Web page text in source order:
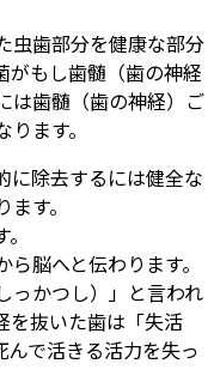
虫歯部分を健康な部分
がもし歯髄（歯の神経
は歯髄（歯の神経）ご
ます。
に除去するには健全な
す。
脳へと伝わります。
っかつし）」と言われ
を抜いた歯は「失活
で活きる活力を失っ